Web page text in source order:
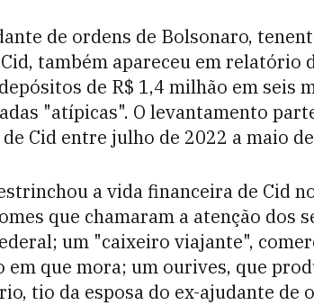
de ordens de Bolsonaro,
também apareceu em relatório
de R$ 1,4 milhão em seis
"atípicas". O levantamento
Cid entre julho de 2022 a maio
a vida financeira de Cid
que chamaram a atenção dos
um "caixeiro viajante",
em que mora; um ourives, que
tio da esposa do ex-ajudante de